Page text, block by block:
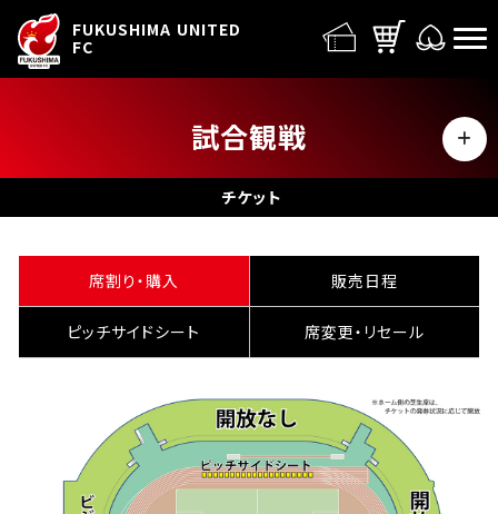
FUKUSHIMA UNITED
FC
試合観戦
MENU
チケット
スタジアム
試合運営管理規程
チケット
席割り・購入 販売日程
ピッチサイドシート 席変更・リセール